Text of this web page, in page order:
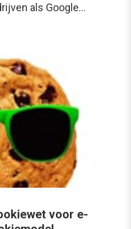
als Google…
voor e-